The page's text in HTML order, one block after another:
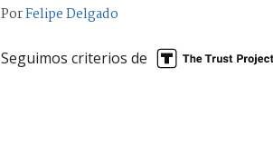
PorFelipe Delgado
Seguimos criterios de